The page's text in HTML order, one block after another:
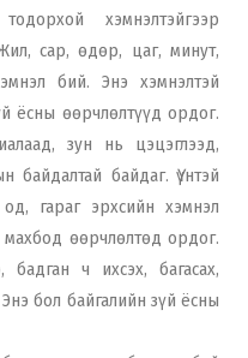
хэмнэлтэйгээр
сар, өдөр, цаг, минут,
бий. Энэ хэмнэлтэй
ёсны өөрчлөлтүүд ордог.
зун нь цэцэглээд,
байдаг. Үүнтэй
гараг эрхсийн хэмнэл
махбод өөрчлөлтөд ордог.
ч ихсэх, багасах,
бол байгалийн зүй ёсны